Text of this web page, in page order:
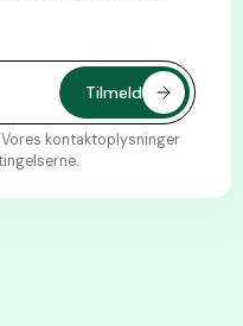
kontaktoplysninger